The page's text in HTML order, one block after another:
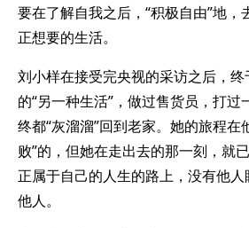
要在了解自我之后，“积极自由”地
正想要的生活。
刘小样在接受完央视的采访之后，
的“另一种生活”，做过售货员，打
终都“灰溜溜”回到老家。她的旅程在
败”的，但她在走出去的那一刻，就
正属于自己的人生的路上，没有他
他人。